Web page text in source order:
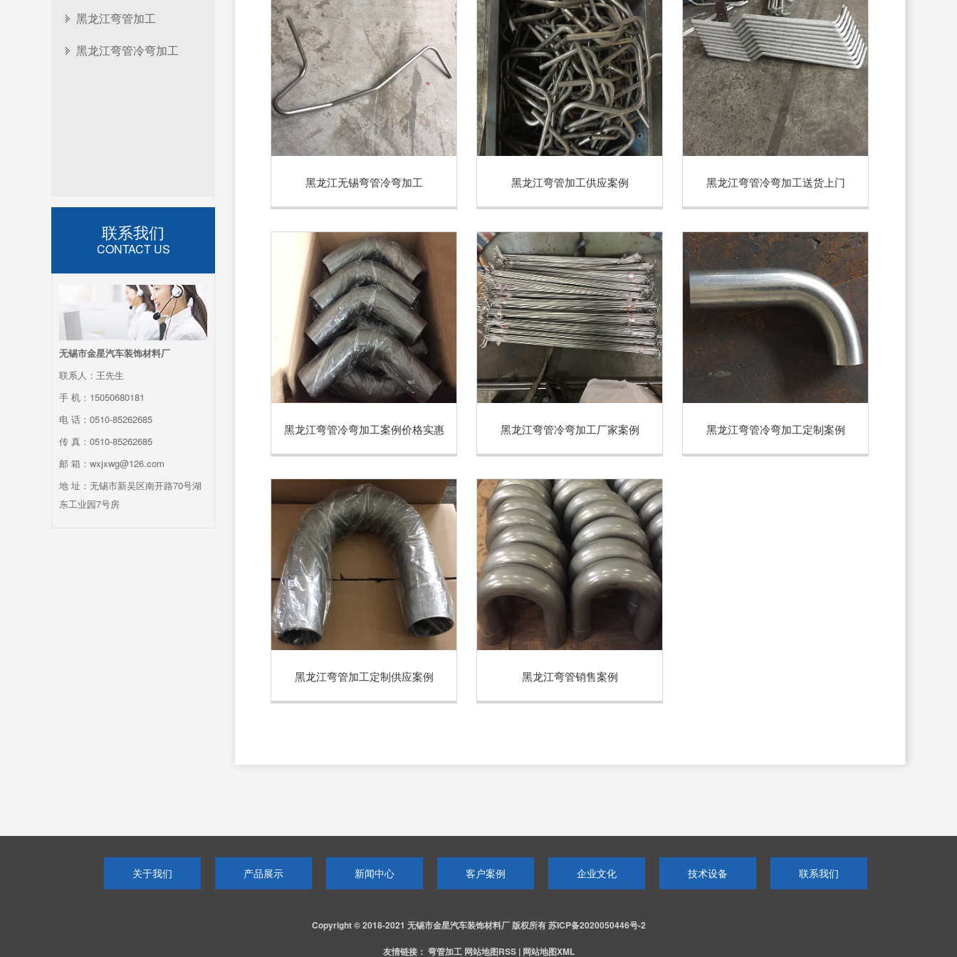
黑龙江弯管加工
黑龙江弯管冷弯加工
联系我们
CONTACT US
无锡市金星汽车装饰材料厂
联系人：王先生
手 机：15050680181
电 话：0510-85262685
传 真：0510-85262685
邮 箱：wxjxwg@126.com
地 址：无锡市新吴区南开路70号湖
东工业园7号房
黑龙江无锡弯管冷弯加工 黑龙江弯管加工供应案例 黑龙江弯管冷弯加工送货上门
黑龙江弯管冷弯加工案例价格实惠 黑龙江弯管冷弯加工厂家案例 黑龙江弯管冷弯加工定制案例
黑龙江弯管加工定制供应案例 黑龙江弯管销售案例
关于我们 产品展示 新闻中心 客户案例 企业文化 技术设备 联系我们
Copyright © 2018-2021 无锡市金星汽车装饰材料厂 版权所有苏ICP备2020050446号-2
友情链接： 弯管加工 网站地图RSS| 网站地图XML